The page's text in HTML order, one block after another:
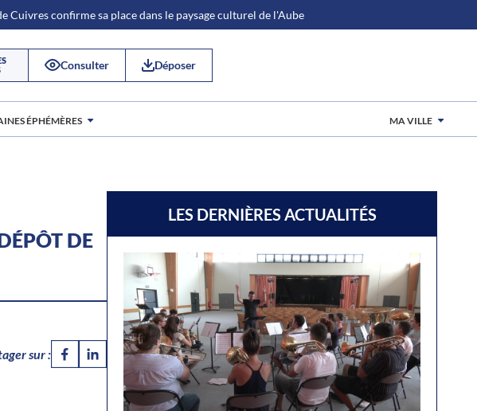
Cuivres confirme sa place dans le paysage culturel de l'Aube
Consulter Déposer
ÉPHÉMÈRES MA VILLE
DE
sur :
LES DERNIÈRES ACTUALITÉS